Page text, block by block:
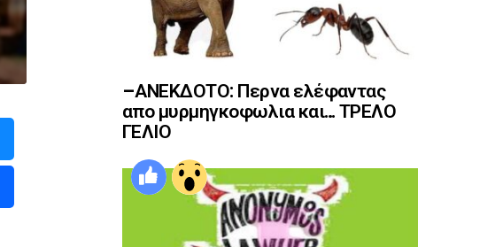
–ΑΝΕΚΔΟΤΟ: Περνα ελέφαντας
απο μυρμηγκοφωλια και… ΤΡΕΛΟ
ΓΕΛΙΟ